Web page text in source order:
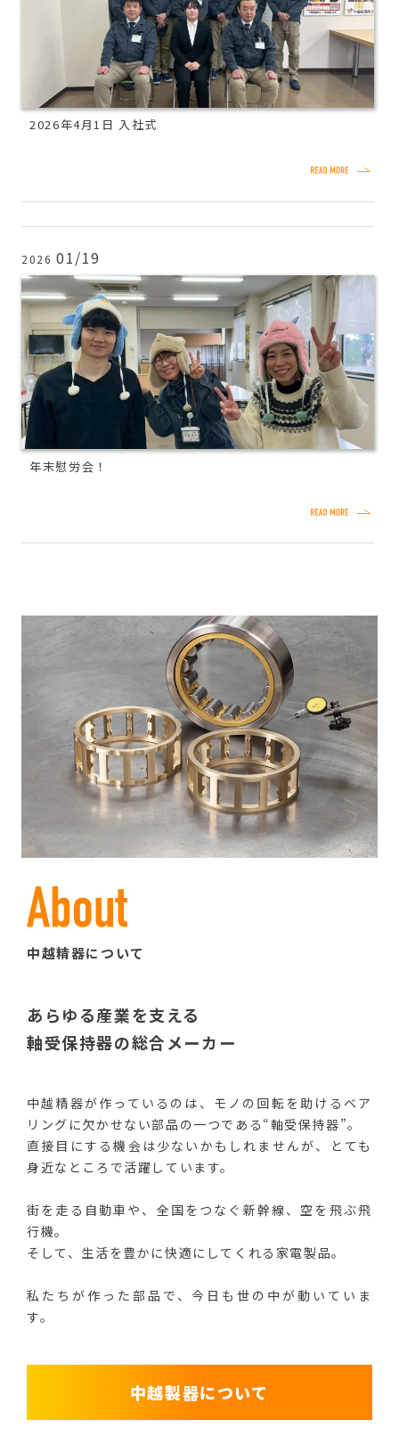
2026年4月1日 入社式
2026 01/19
年末慰労会！
中越精器について
あらゆる産業を支える
軸受保持器の総合メーカー
中越精器が作っているのは、モノの回転を助ける ベア
リングに欠かせない部品の一つである“軸受保持器”。
直接目にする機会は少ないかもしれませんが、
とても
身近なところで活躍しています。
街を走る自動車や、全国をつなぐ新幹線、空を飛ぶ飛
行機。
そして、生活を豊かに快適にしてくれる家電製品。
私たちが作った部品で、今日も世の中が動いていま
す。
中越製器について